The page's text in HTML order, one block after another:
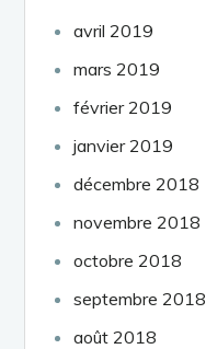
avril 2019
mars 2019
février 2019
janvier 2019
décembre 2018
novembre 2018
octobre 2018
septembre 2018
août 2018